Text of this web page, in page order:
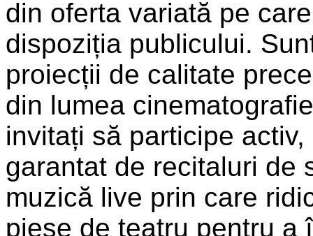
din oferta variată pe
dispoziția publicului.
proiecții de calitate
din lumea
invitați să participe
garantat de recitaluri de
muzică live prin care
piese de teatru pentru a